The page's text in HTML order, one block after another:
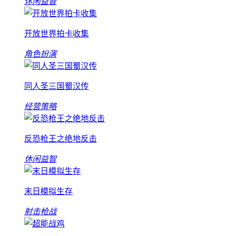
开放世界拍卡收集
角色扮演
同人圣三国蜀汉传
经营策略
反恐枪王之绝地反击
休闲益智
末日模拟生存
射击枪战